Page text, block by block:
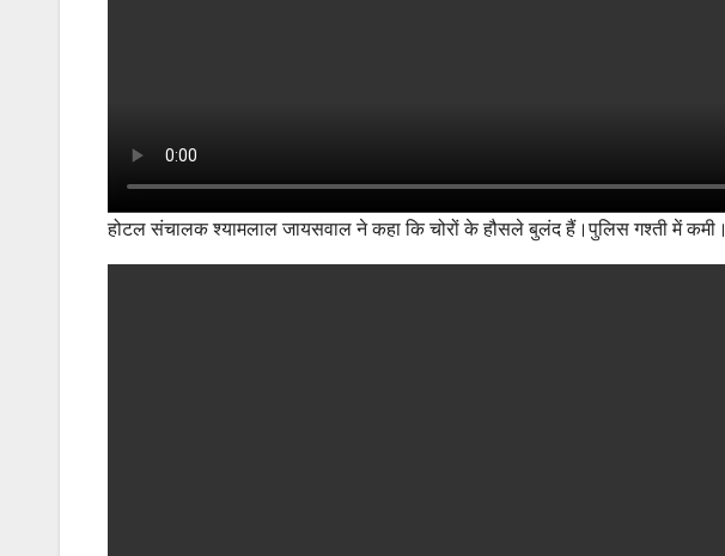
होटल संचालक श्यामलाल जायसवाल ने कहा कि चोरों के हौसले बुलंद हैं।पुलिस गश्ती में कमी।